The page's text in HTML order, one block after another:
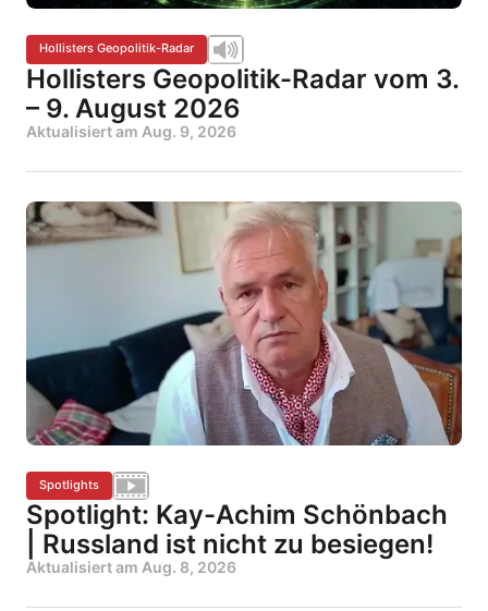
Hollisters Geopolitik-Radar
Hollisters Geopolitik-Radar vom 3.
– 9. August 2026
Aktualisiert am Aug. 9, 2026
Spotlights
Spotlight: Kay-Achim Schönbach
| Russland ist nicht zu besiegen!
Aktualisiert am Aug. 8, 2026